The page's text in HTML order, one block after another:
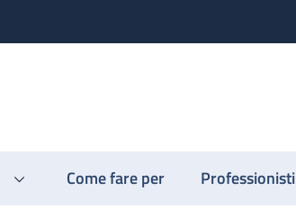
Come fare per Professionisti